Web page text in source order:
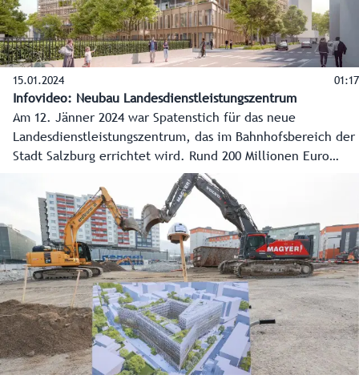
15.01.2024 01:17
Infovideo: Neubau Landesdienstleistungszentrum
Am 12. Jänner 2024 war Spatenstich für das neue
Landesdienstleistungszentrum, das im Bahnhofsbereich der
Stadt Salzburg errichtet wird. Rund 200 Millionen Euro
werden investiert. Es entstehen ein großes Bürgerservice
und moderne Arbeitsplätze für etwa 1.200 Mitarbeiter des
Landes. Die Bauarbeiten dauern bis Ende 2026.